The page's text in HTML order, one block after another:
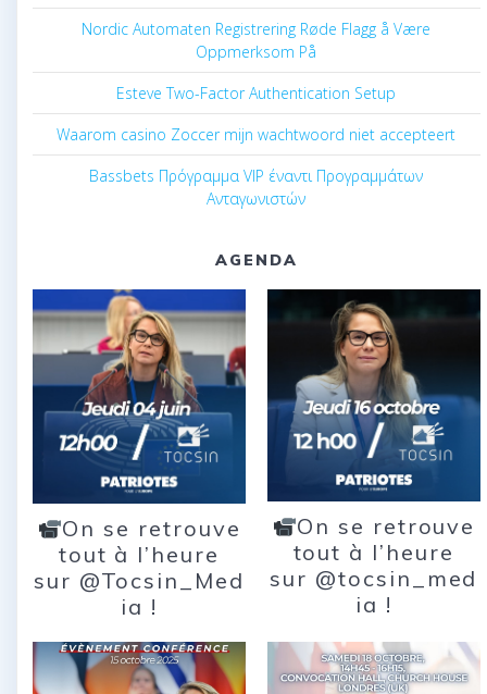
Nordic Automaten Registrering Røde Flagg å Være
Oppmerksom På
Esteve Two-Factor Authentication Setup
Waarom casino Zoccer mijn wachtwoord niet accepteert
Bassbets Πρόγραμμα VIP έναντι Προγραμμάτων
Ανταγωνιστών
AGENDA
On se retrouve
tout à l’heure
sur @Tocsin_Med
ia !
On se retrouve
tout à l’heure
sur @tocsin_med
ia !